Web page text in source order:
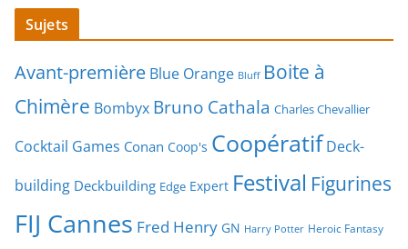
Sujets
Avant-première Blue Orange Bluff Boite à
Chimère Bombyx Bruno Cathala Charles Chevallier
Cocktail Games Conan Coop's Coopératif Deck-
building Deckbuilding Edge Expert Festival Figurines
FIJ Cannes Fred Henry GN Harry Potter Heroic Fantasy